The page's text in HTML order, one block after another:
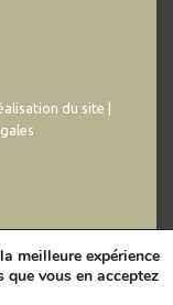
du site |
meilleure expérience
que vous en acceptez